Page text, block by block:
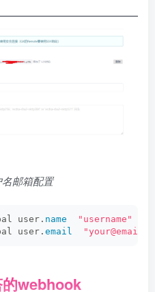
邮箱配置
user. name
"username"
user. email
webhook